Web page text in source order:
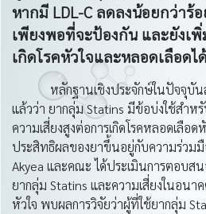
หากมี LDL-C ลดลงน้อยกว่าร้
เพียงพอที่จะป้องกัน และยังเ
เกิดโรคหัวใจและหลอดเลือดไ
หลักฐานเชิงประจักษ์ในปัจจุบันส
แล้วว่า ยากลุ่ม Statins มีข้อบ่งใช้สำ
ความเสี่ยงสูงต่อการเกิดโรคหลอดเลือด
ประสิทธิผลของยาขึ้นอยู่กับความร่วมมื
Akyea และคณะ ได้ประเมินการตอบสน
ยากลุ่ม Statins และความเสี่ยงในอนา
หัวใจ พบผลการวิจัยว่าผู้ที่ใช้ยากลุ่ม